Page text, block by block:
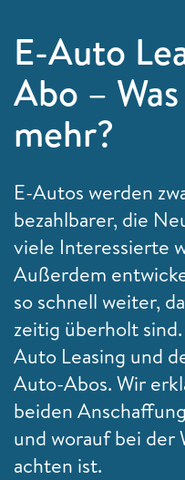
E-Auto
Abo –
mehr?
E-Autos werden
bezahlbarer, die
viele Interessierte
Außerdem
so schnell weiter,
zeitig überholt
Auto Leasing und
Auto-Abos. Wir
beiden
und worauf bei der
achten ist.